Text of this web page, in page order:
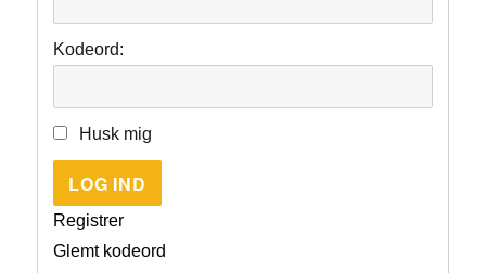
Kodeord:
Husk mig
LOG IND
Registrer
Glemt kodeord